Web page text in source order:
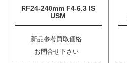
RF24-240mm F4-6.3 IS
USM
新品参考買取価格
お問合せ下さい